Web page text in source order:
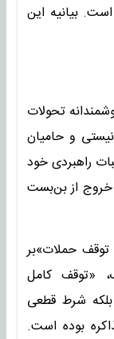
بیانیه این
تحولات
و حامیان
راهبردی خود
از بن‌بست
حملات»بر
«توقف کامل
شرط قطعی
بوده است.